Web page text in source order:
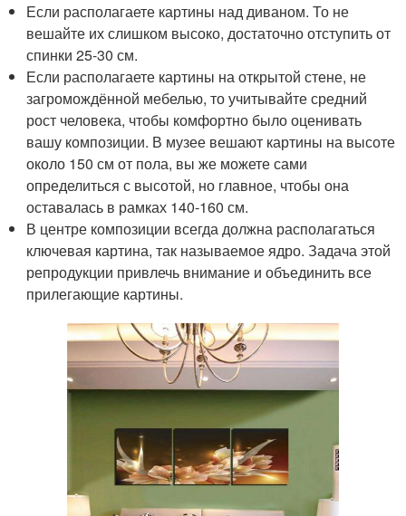
Если располагаете картины над диваном. То не
вешайте их слишком высоко, достаточно отступить от
спинки 25-30 см.
Если располагаете картины на открытой стене, не
загромождённой мебелью, то учитывайте средний
рост человека, чтобы комфортно было оценивать
вашу композиции. В музее вешают картины на высоте
около 150 см от пола, вы же можете сами
определиться с высотой, но главное, чтобы она
оставалась в рамках 140-160 см.
В центре композиции всегда должна располагаться
ключевая картина, так называемое ядро. Задача этой
репродукции привлечь внимание и объединить все
прилегающие картины.